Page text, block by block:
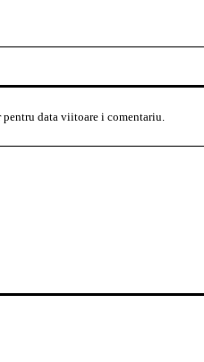
pentru data viitoare i comentariu.